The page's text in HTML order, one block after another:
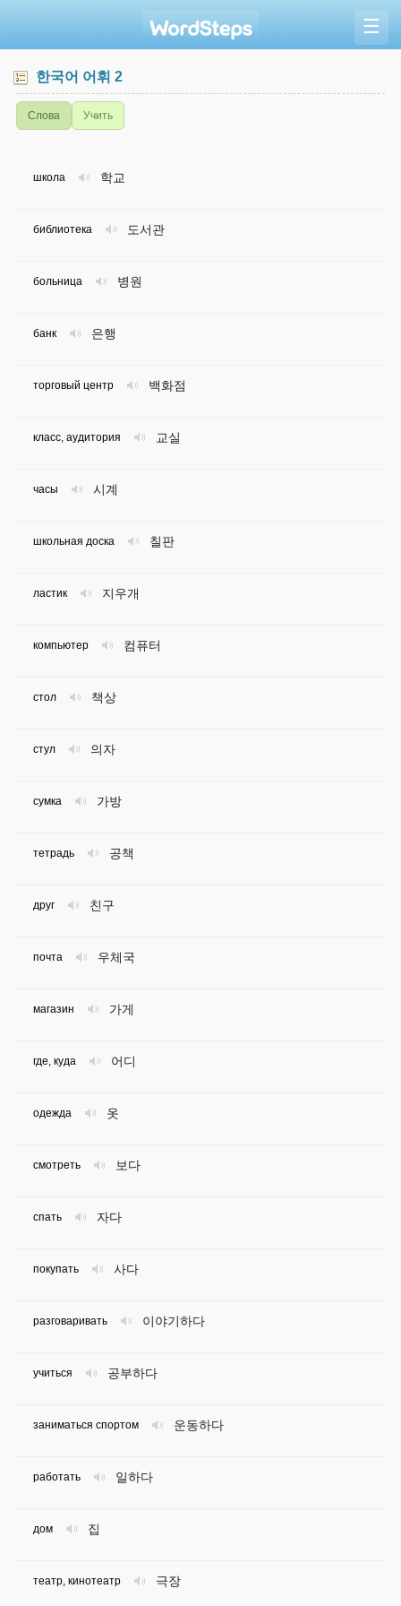
☰
한국어 어휘 2
Слова Учить
학교
школа
도서관
библиотека
병원
больница
은행
банк
백화점
торговый центр
교실
класс, аудитория
시계
часы
칠판
школьная доска
지우개
ластик
컴퓨터
компьютер
책상
стол
의자
стул
가방
сумка
공책
тетрадь
친구
друг
우체국
почта
가게
магазин
어디
где, куда
옷
одежда
보다
смотреть
자다
спать
사다
покупать
이야기하다
разговаривать
공부하다
учиться
운동하다
заниматься спортом
일하다
работать
집
дом
극장
театр, кинотеатр